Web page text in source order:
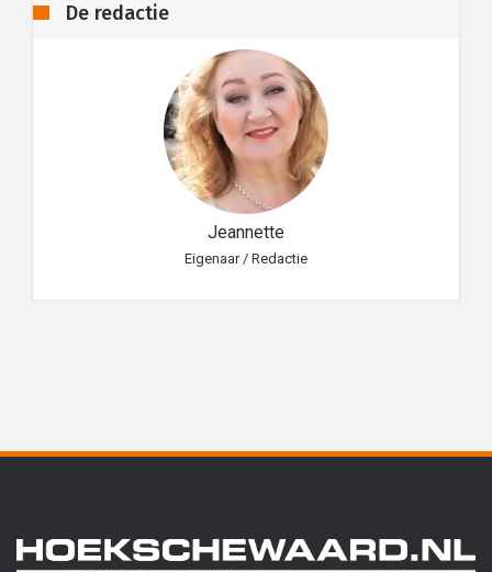
De redactie
Jeannette
Eigenaar / Redactie